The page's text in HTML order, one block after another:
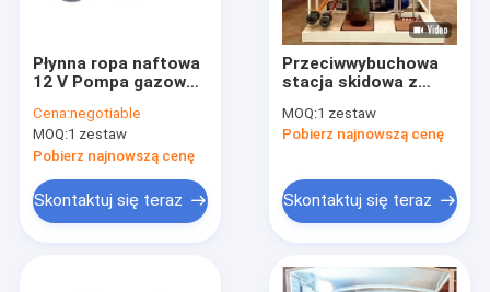
Płynna ropa naftowa
12 V Pompa gazowa
wyporowa łopatkowa
Cena:negotiable
MOQ:1 zestaw
Pobierz najnowszą cenę
Skontaktuj się teraz
Przeciwwybuchowa
stacja skidowa z
Instalacja do
napełniania butli z
MOQ:1 zestaw
Pobierz najnowszą cenę
Skontaktuj się teraz